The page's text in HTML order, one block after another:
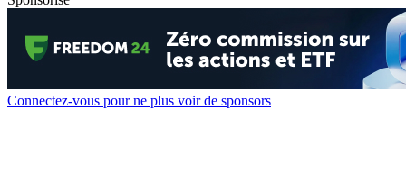
Connectez-vous pour ne plus voir de sponsors